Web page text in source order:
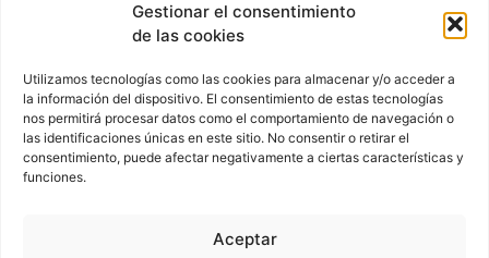
Gestionar el consentimiento
de las cookies
Utilizamos tecnologías como las cookies para almacenar y/o acceder a
la información del dispositivo. El consentimiento de estas tecnologías
nos permitirá procesar datos como el comportamiento de navegación o
las identificaciones únicas en este sitio. No consentir o retirar el
consentimiento, puede afectar negativamente a ciertas características y
funciones.
Aceptar